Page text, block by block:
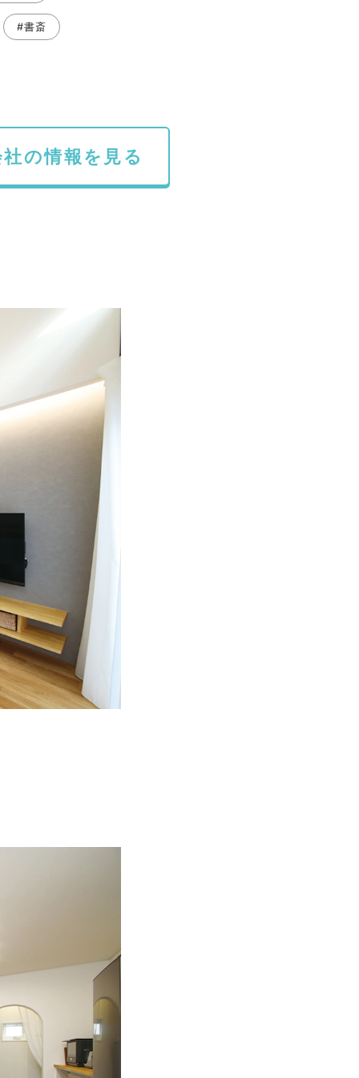
#書斎
の情報を見る